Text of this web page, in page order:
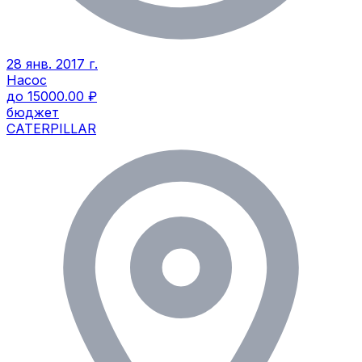
28 янв. 2017 г.
Насос
до 15000.00 ₽
бюджет
CATERPILLAR